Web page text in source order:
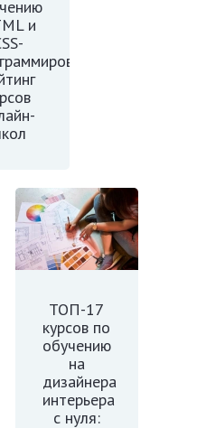
и
ТОП-17
курсов по
обучению
на
дизайнера
интерьера
с нуля: